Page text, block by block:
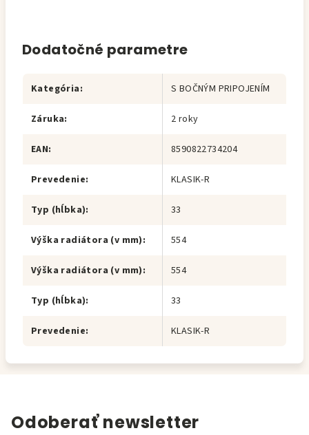
Dodatočné parametre
Kategória: S BOČNÝM PRIPOJENÍM
Záruka: 2 roky
EAN: 8590822734204
Prevedenie: KLASIK-R
Typ (hĺbka): 33
Výška radiátora (v mm): 554
Výška radiátora (v mm): 554
Typ (hĺbka): 33
Prevedenie: KLASIK-R
Odoberať newsletter